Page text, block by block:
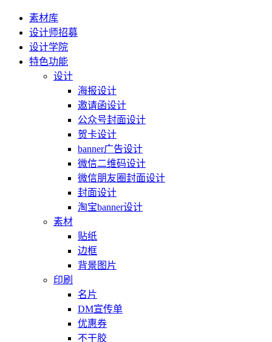
素材库
设计师招募
设计学院
特色功能
设计
海报设计
邀请函设计
公众号封面设计
贺卡设计
banner广告设计
微信二维码设计
微信朋友圈封面设计
封面设计
淘宝banner设计
素材
贴纸
边框
背景图片
印刷
名片
DM宣传单
优惠券
不干胶